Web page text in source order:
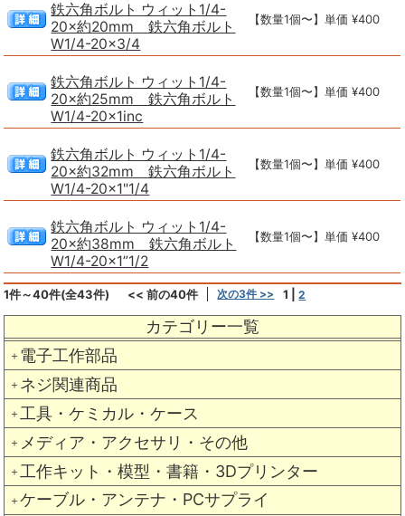
カテゴリー一覧
＋ 電子工作部品
＋ ネジ関連商品
＋ 工具・ケミカル・ケース
＋ メディア・アクセサリ・その他
＋ 工作キット・模型・書籍・3Dプリンター
＋ ケーブル・アンテナ・PCサプライ
鉄六角ボルト ウィット1/4-
20×約20mm 鉄六角ボルト
W1/4-20×3/4
【数量1個〜】単価 ¥400
鉄六角ボルト ウィット1/4-
20×約25mm 鉄六角ボルト
W1/4-20×1inc
【数量1個〜】単価 ¥400
鉄六角ボルト ウィット1/4-
20×約32mm 鉄六角ボルト
W1/4-20×1"1/4
【数量1個〜】単価 ¥400
鉄六角ボルト ウィット1/4-
20×約38mm 鉄六角ボルト
W1/4-20×1”1/2
【数量1個〜】単価 ¥400
1件～40件(全43件) << 前の40件 次の3件 >> 1 |2